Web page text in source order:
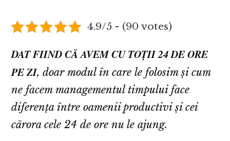
4.9/5 - (90 votes)
DAT FIIND CĂ AVEM CU TOȚII 24 DE ORE
PE ZI, doar modul în care le folosim și cum
ne facem managementul timpului face
diferența între oamenii productivi și cei
cărora cele 24 de ore nu le ajung.